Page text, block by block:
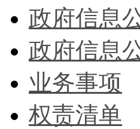
政府信息
政府信息
业务事项
权责清单